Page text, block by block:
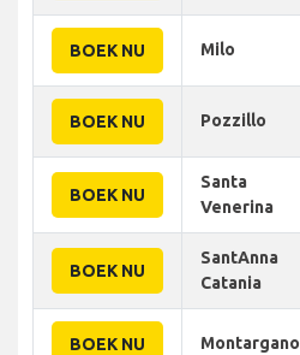
BOEK NU Milo
BOEK NU Pozzillo
BOEK NU
Santa
Venerina
BOEK NU
SantAnna
Catania
BOEK NU Montargano